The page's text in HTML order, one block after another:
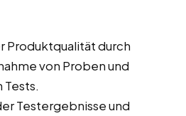
Produktqualität durch
von Proben und
Tests.
Testergebnisse und